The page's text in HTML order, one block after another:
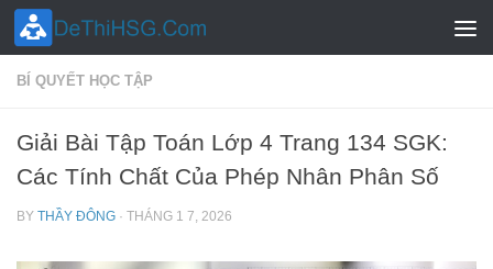
Skip to content
BÍ QUYẾT HỌC TẬP
Giải Bài Tập Toán Lớp 4 Trang 134 SGK:
Các Tính Chất Của Phép Nhân Phân Số
BY THẦY ĐÔNG · THÁNG 1 7, 2026